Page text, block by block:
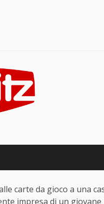
carte da gioco a una
impresa di un giovane